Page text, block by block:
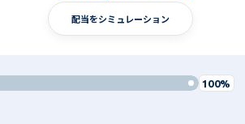
配当をシミュレーション
100%